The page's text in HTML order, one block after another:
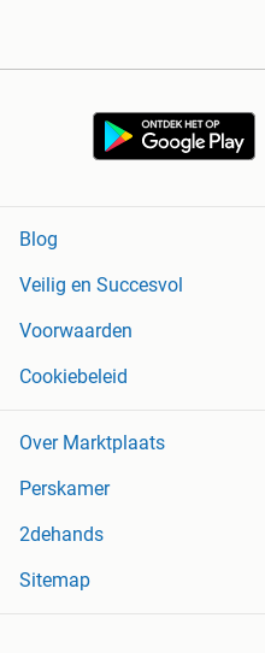
Blog
Veilig en Succesvol
Voorwaarden
Cookiebeleid
Over Marktplaats
Perskamer
2dehands
Sitemap